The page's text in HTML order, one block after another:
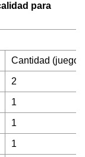
para
Cantidad (juego)
2
1
1
1